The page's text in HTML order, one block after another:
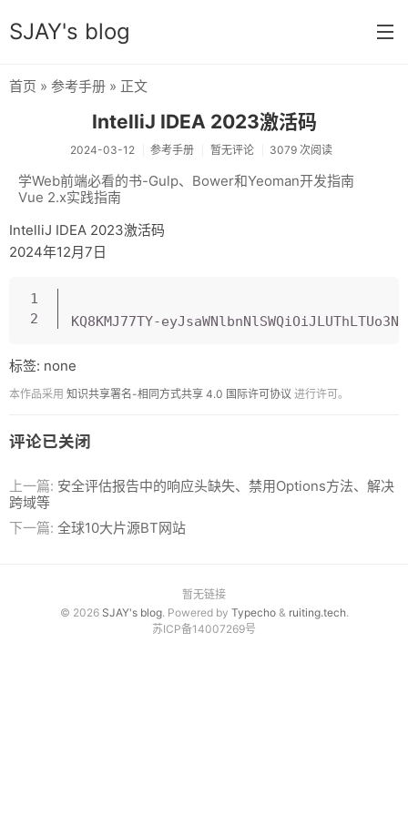
SJAY's blog
学习笔记
前端学习
资源
记录片
相关文档
首页 » 参考手册 » 正文
IntelliJ IDEA 2023激活码
2024-03-12 参考手册 暂无评论 3079 次阅读
学Web前端必看的书-Gulp、Bower和Yeoman开发指南
Vue 2.x实践指南
IntelliJ IDEA 2023激活码
2024年12月7日
标签: none
本作品采用 知识共享署名-相同方式共享 4.0 国际许可协议 进行许可。
评论已关闭
上一篇: 安全评估报告中的响应头缺失、禁用Options方法、解决
跨域等
下一篇: 全球10大片源BT网站
暂无链接
© 2026 SJAY's blog. Powered by Typecho& ruiting.tech.
苏ICP备14007269号